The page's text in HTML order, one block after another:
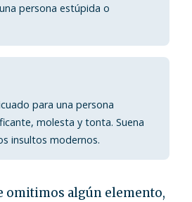
persona estúpida o
para una persona
molesta y tonta. Suena
insultos modernos.
omitimos algún elemento,